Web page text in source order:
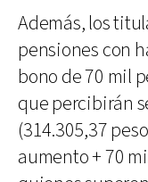
Además, los
pensiones con
bono de 70 mil
que percibirán
(314.305,37
aumento + 70